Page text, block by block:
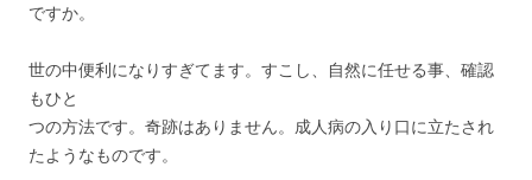
ですか。
世の中便利になりすぎてます。すこし、自然に任せる事、確認
もひと
つの方法です。奇跡はありません。成人病の入り口に立たされ
たようなものです。